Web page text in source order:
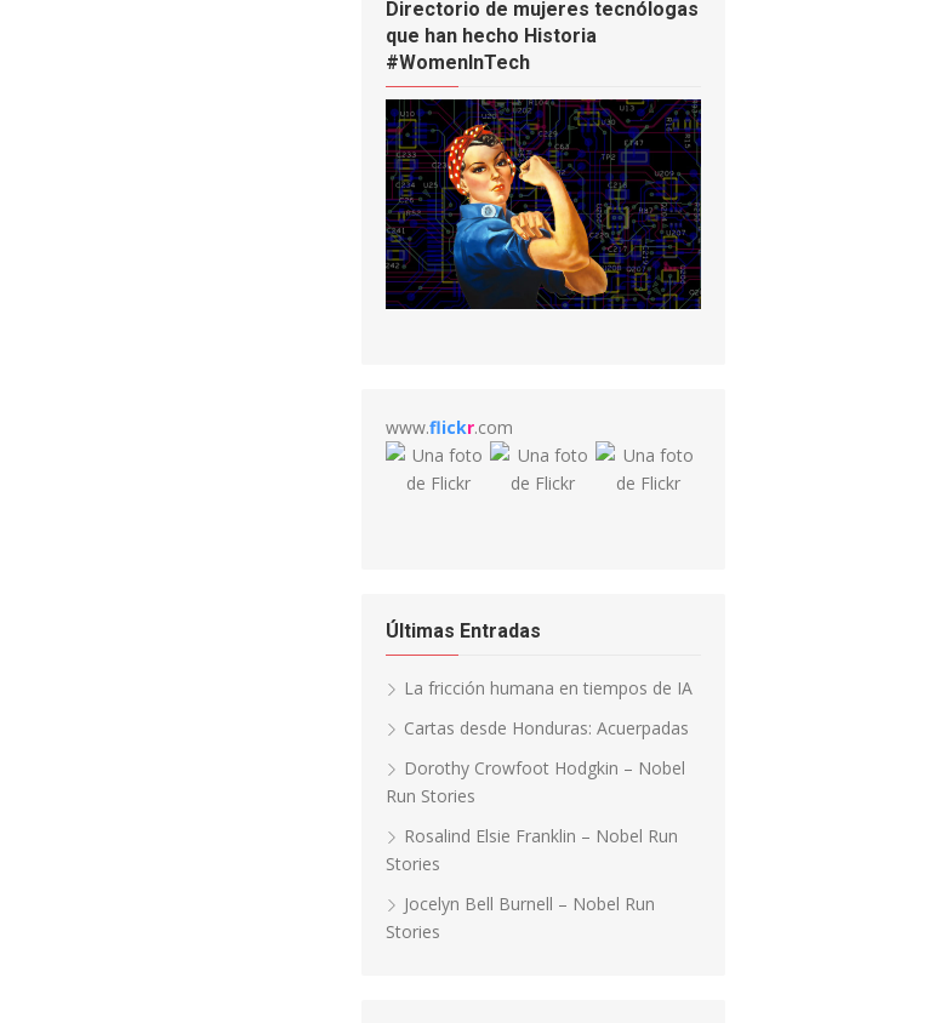
Directorio de mujeres tecnólogas
que han hecho Historia
#WomenInTech
www.flickr.com
Últimas Entradas
La fricción humana en tiempos de IA
Cartas desde Honduras: Acuerpadas
Dorothy Crowfoot Hodgkin – Nobel
Run Stories
Rosalind Elsie Franklin – Nobel Run
Stories
Jocelyn Bell Burnell – Nobel Run
Stories